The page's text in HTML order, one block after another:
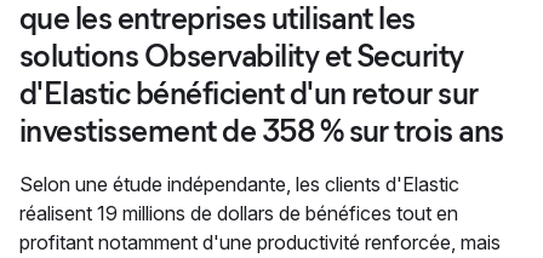
que les entreprises utilisant les
solutions Observability et Security
d'Elastic bénéficient d'un retour sur
investissement de 358 % sur trois ans
Selon une étude indépendante, les clients d'Elastic
réalisent 19 millions de dollars de bénéfices tout en
profitant notamment d'une productivité renforcée, mais